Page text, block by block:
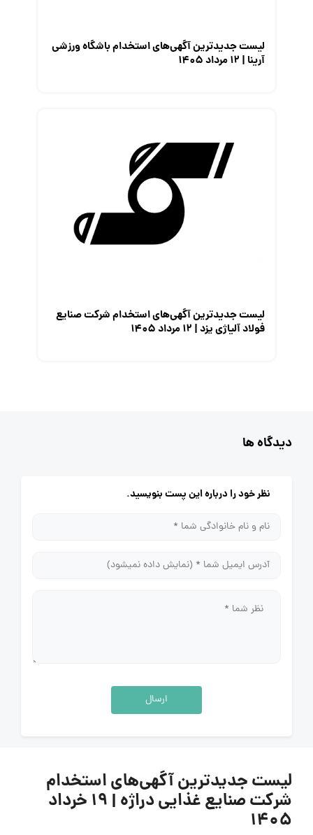
لیست جدیدترین آگهی‌های استخدام باشگاه ورزشی
آرینا | ۱۲ مرداد ۱۴۰۵
لیست جدیدترین آگهی‌های استخدام شرکت صنایع
فولاد آلیاژی یزد | ۱۲ مرداد ۱۴۰۵
دیدگاه ها
نظر خود را درباره این پست بنویسید.
ارسال
لیست جدیدترین آگهی‌های استخدام
شرکت صنایع غذایی دراژه | ۱۹ خرداد
۱۴۰۵